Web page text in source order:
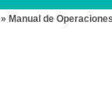
» Manual de